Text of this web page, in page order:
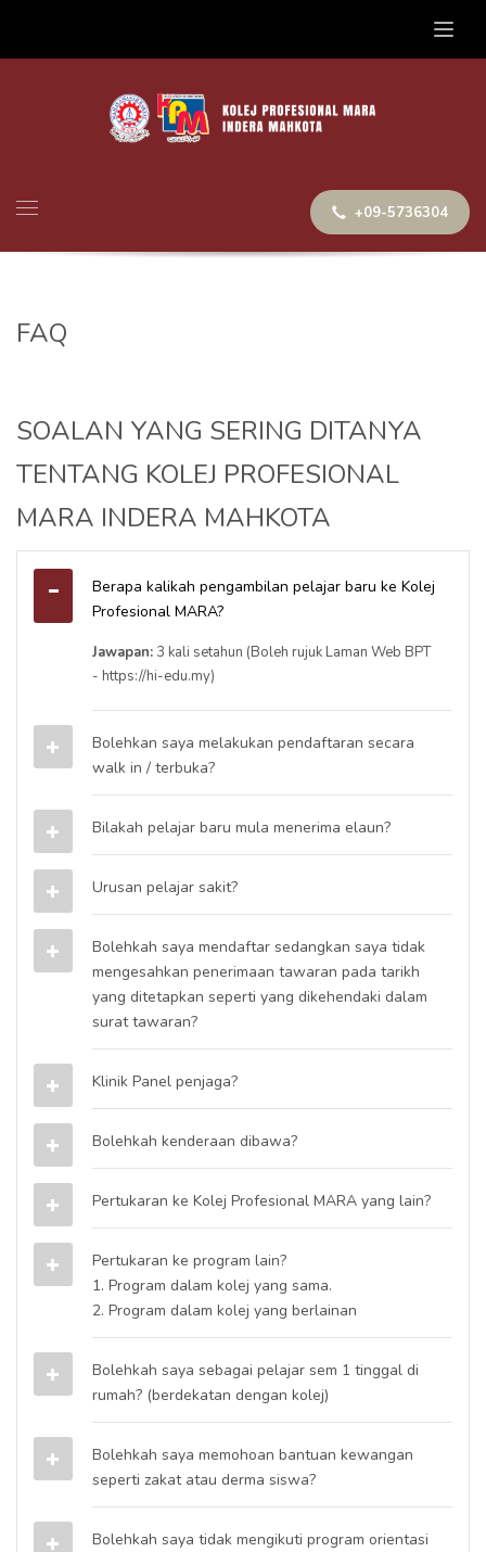
+09-5736304
FAQ
SOALAN YANG SERING DITANYA
TENTANG KOLEJ PROFESIONAL
MARA INDERA MAHKOTA
Berapa kalikah pengambilan pelajar baru ke Kolej
Profesional MARA?
Jawapan: 3 kali setahun (Boleh rujuk Laman Web BPT
- https://hi-edu.my)
Bolehkan saya melakukan pendaftaran secara
walk in / terbuka?
Bilakah pelajar baru mula menerima elaun?
Urusan pelajar sakit?
Bolehkah saya mendaftar sedangkan saya tidak
mengesahkan penerimaan tawaran pada tarikh
yang ditetapkan seperti yang dikehendaki dalam
surat tawaran?
Klinik Panel penjaga?
Bolehkah kenderaan dibawa?
Pertukaran ke Kolej Profesional MARA yang lain?
Pertukaran ke program lain?
1. Program dalam kolej yang sama.
2. Program dalam kolej yang berlainan
Bolehkah saya sebagai pelajar sem 1 tinggal di
rumah? (berdekatan dengan kolej)
Bolehkah saya memohoan bantuan kewangan
seperti zakat atau derma siswa?
Bolehkah saya tidak mengikuti program orientasi